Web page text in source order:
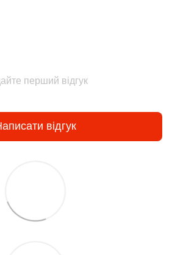
перший відгук
відгук